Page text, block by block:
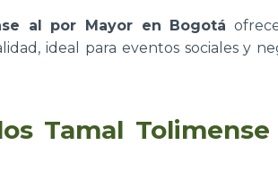
al por Mayor en Bogotá
ideal para eventos sociales y
Tamal